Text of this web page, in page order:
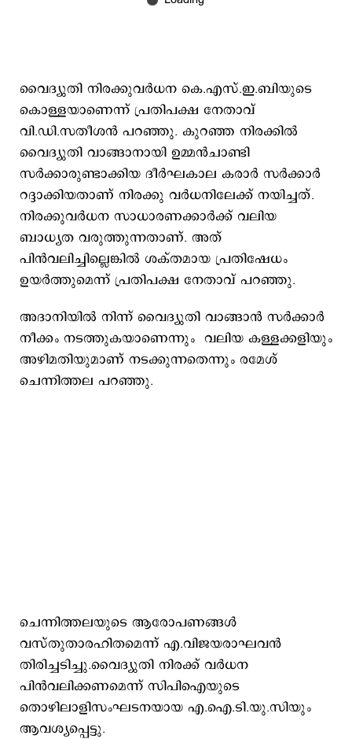
വൈദ്യുതി നിരക്കുവര്‍ധന കെ.എസ്.ഇ.ബിയുടെ
കൊള്ളയാണെന്ന് പ്രതിപക്ഷ നേതാവ്
വി.ഡി.സതീശന്‍ പറഞ്ഞു. കുറഞ്ഞ നിരക്കില്‍
വൈദ്യുതി വാങ്ങാനായി ഉമ്മന്‍ചാണ്ടി
സര്‍ക്കാരുണ്ടാക്കിയ ദീര്‍ഘകാല കരാര്‍ സര്‍ക്കാര്‍
റദ്ദാക്കിയതാണ് നിരക്കു വര്‍ധനിലേക്ക് നയിച്ചത്.
നിരക്കുവര്‍ധന സാധാരണക്കാര്‍ക്ക് വലിയ
ബാധ്യത വരുത്തുന്നതാണ്. അത്
പിന്‍വലിച്ചില്ലെങ്കില്‍ ശക്തമായ പ്രതിഷേധം
ഉയര്‍ത്തുമെന്ന് പ്രതിപക്ഷ നേതാവ് പറഞ്ഞു.
അദാനിയില്‍ നിന്ന് വൈദ്യുതി വാങ്ങാന്‍ സര്‍ക്കാര്‍
നീക്കം നടത്തുകയാണെന്നും വലിയ കള്ളക്കളിയും
അഴിമതിയുമാണ് നടക്കുന്നതെന്നും രമേശ്
ചെന്നിത്തല പറഞ്ഞു.
ചെന്നിത്തലയുടെ ആരോപണങ്ങള്‍
വസ്തുതാരഹിതമെന്ന് എ.വിജയരാഘവന്‍
തിരിച്ചടിച്ചു.വൈദ്യുതി നിരക്ക് വര്‍ധന
പിന്‍വലിക്കണമെന്ന് സിപിഐയുടെ
തൊഴിലാളിസംഘടനയായ എ.ഐ.ടി.യു.സിയും
ആവശ്യപ്പെട്ടു.